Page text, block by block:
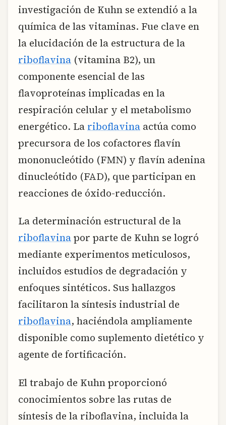
investigación de Kuhn se extendió a la
química de las vitaminas. Fue clave en
la elucidación de la estructura de la
riboflavina (vitamina B2), un
componente esencial de las
flavoproteínas implicadas en la
respiración celular y el metabolismo
energético. La riboflavina actúa como
precursora de los cofactores flavín
mononucleótido (FMN) y flavín adenina
dinucleótido (FAD), que participan en
reacciones de óxido-reducción.
La determinación estructural de la
riboflavinapor parte de Kuhn se logró
mediante experimentos meticulosos,
incluidos estudios de degradación y
enfoques sintéticos. Sus hallazgos
facilitaron la síntesis industrial de
riboflavina, haciéndola ampliamente
disponible como suplemento dietético y
agente de fortificación.
El trabajo de Kuhn proporcionó
conocimientos sobre las rutas de
síntesis de la riboflavina, incluida la